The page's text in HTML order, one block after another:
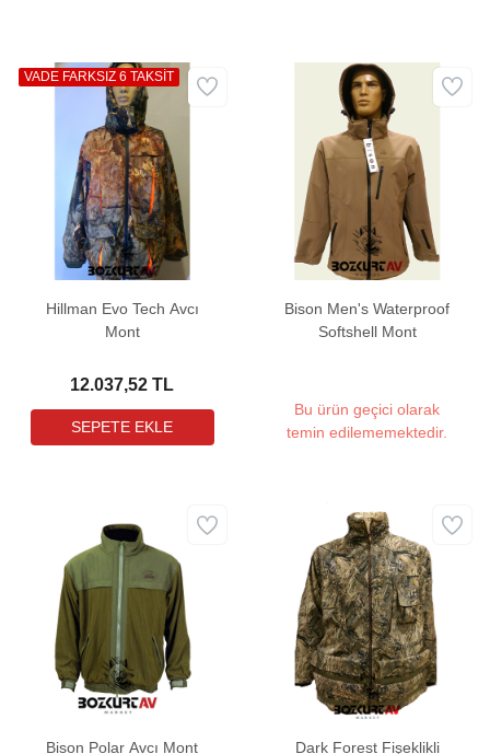
Hillman Evo Tech Avcı
Mont
12.037,52 TL
VADE FARKSIZ 6 TAKSİT
Bison Men's Waterproof
Softshell Mont
Bu ürün geçici olarak
temin edilememektedir.
Bison Polar Avcı Mont
Dark Forest Fişeklikli